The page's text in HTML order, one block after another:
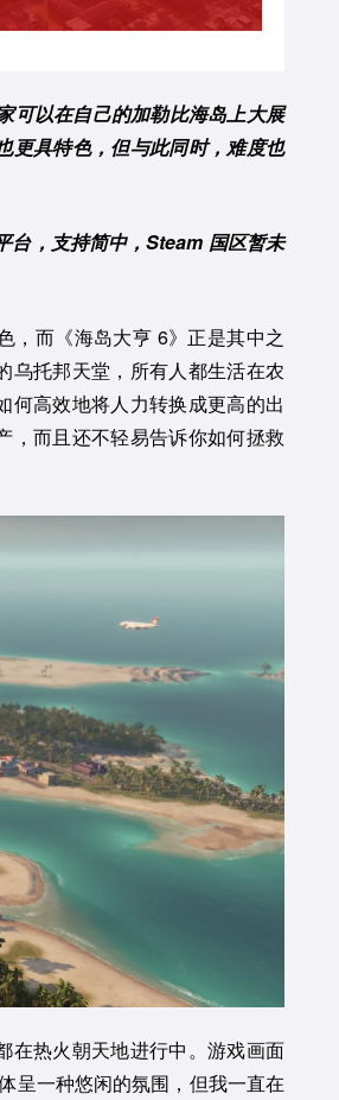
可以在自己的加勒比海岛上大展
更具特色，但与此同时，难度也
台，支持简中，Steam 国区暂未
，而《海岛大亨 6》正是其中之
乌托邦天堂，所有人都生活在农
何高效地将人力转换成更高的出
，而且还不轻易告诉你如何拯救
在热火朝天地进行中。游戏画面
呈一种悠闲的氛围，但我一直在